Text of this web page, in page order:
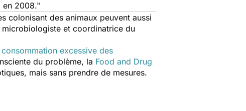
en 2008."
colonisant des animaux peuvent aussi
microbiologiste et coordinatrice du
consommation excessive des
du problème, la Food and Drug
mais sans prendre de mesures.